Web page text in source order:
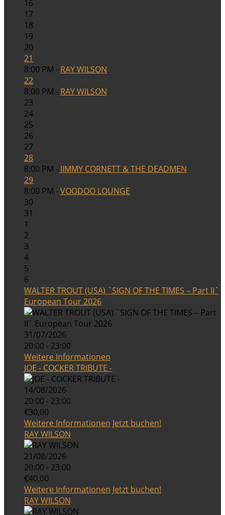
16
17
18
19
20
21
8:00 PM - RAY WILSON
22
8:00 PM - RAY WILSON
23
24
25
26
27
28
8:00 PM - JIMMY CORNETT & THE DEADMEN
29
8:00 PM -VOODOO LOUNGE
30
31
1
2
3
4
5
6
WALTER TROUT (USA) `SIGN OF THE TIMES – Part II`
European Tour 2026
31/07/2026
20:00 - 23:00
Weitere Informationen
JOE - COCKER TRIBUTE -
14/08/2026
20:00 - 23:00
€30,00
Weitere Informationen Jetzt buchen!
RAY WILSON
21/08/2026
20:00 - 23:00
€40,00
Weitere Informationen Jetzt buchen!
RAY WILSON